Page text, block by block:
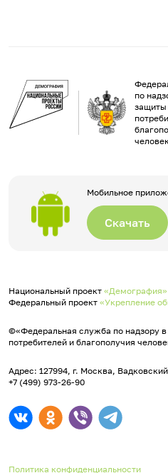
по
защиты
Мобильное
Скачать
Национальный проект «Демография»
Федеральный проект «Укрепление
©«Федеральная служба по надзору
потребителей и благополучия
Адрес: 127994, г. Москва,
+7 (499) 973-26-90
Политика конфиденциальности